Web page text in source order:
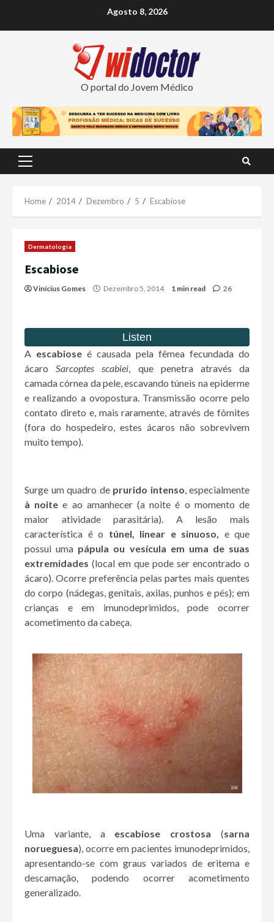
Agosto 8, 2026
O portal do Jovem Médico
Primary
Home 2014 Dezembro 5 Escabiose
Dermatologia
Escabiose
Vinícius Gomes Dezembro 5, 2014 1 min read 26
A escabiose é causada pela fêmea fecundada do
ácaroSarcoptes scabiei, que penetra através da
camada córnea da pele, escavando túneis na epiderme
e realizando a ovopostura. Transmissão ocorre pelo
contato direto e, mais raramente, através de fômites
(fora do hospedeiro, estes ácaros não sobrevivem
muito tempo).
Surge um quadro de prurido intenso, especialmente
à noite e ao amanhecer (a noite é o momento de
maior atividade parasitária). A lesão mais
característica é o túnel, linear e sinuoso, e que
possui uma pápula ou vesícula em uma de suas
extremidades (local em que pode ser encontrado o
ácaro). Ocorre preferência pelas partes mais quentes
do corpo (nádegas, genitais, axilas, punhos e pés); em
crianças e em imunodeprimidos, pode ocorrer
acometimento da cabeça.
Uma variante, a escabiose crostosa (sarna
norueguesa), ocorre em pacientes imunodeprimidos,
apresentando-se com graus variados de eritema e
descamação, podendo ocorrer acometimento
generalizado.